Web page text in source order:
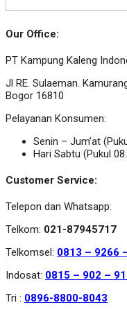
Our Office:
PT Kampung Kaleng
Jl RE. Sulaeman.
Bogor 16810
Pelayanan Konsumen:
Senin – Jum’at
Hari Sabtu (Pukul
Customer Service:
Telepon dan Whatsapp:
Telkom: 021-87945717
Telkomsel: 0813 – 9266
Indosat: 0815 – 902 –
Tri : 0896-8800-8043